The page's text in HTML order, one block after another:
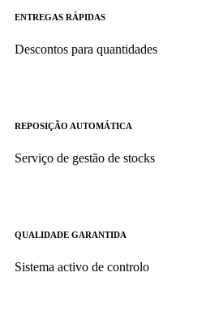
ENTREGAS RÁPIDAS
Descontos para quantidades
REPOSIÇÃO AUTOMÁTICA
Serviço de gestão de stocks
QUALIDADE GARANTIDA
Sistema activo de controlo